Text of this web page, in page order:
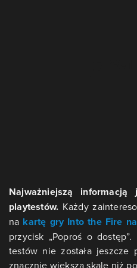
Najważniejszą informacją
playtestów. Każdy
na kartę gry Into the Fire
przycisk „Poproś o
testów nie została jeszcze
znacznie większą skalę niż